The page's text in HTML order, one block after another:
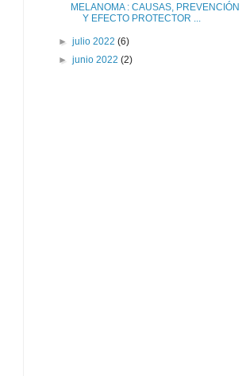
MELANOMA : CAUSAS, PREVENCIÓN
Y EFECTO PROTECTOR ...
►julio 2022(6)
►junio 2022(2)